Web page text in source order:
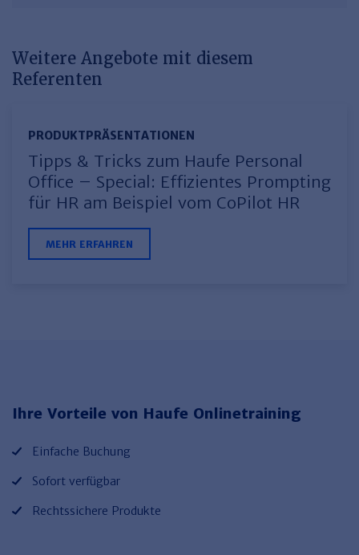
Weitere Angebote mit diesem
Referenten
PRODUKTPRÄSEN­TATIONEN
Tipps & Tricks zum Haufe Personal
Office – Special: Effizientes Prompting
für HR am Beispiel vom CoPilot HR
MEHR ERFAHREN
Ihre Vorteile von Haufe Onlinetraining
Einfache Buchung
Sofort verfügbar
Rechtssichere Produkte